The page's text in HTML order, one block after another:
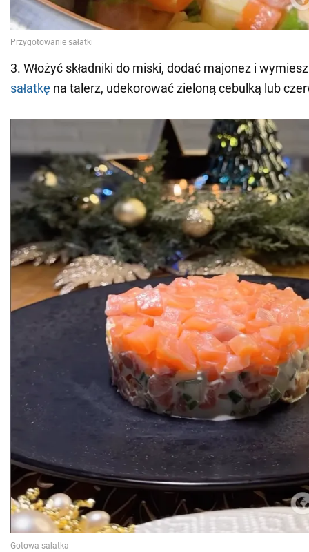
3. Włożyć składniki do miski, dodać majonez i
sałatkę na talerz, udekorować zieloną cebulką lub